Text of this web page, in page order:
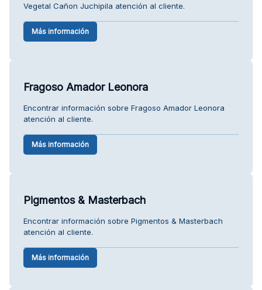
Vegetal Cañon Juchipila atención al cliente.
Más información
Fragoso Amador Leonora
Encontrar información sobre Fragoso Amador Leonora
atención al cliente.
Más información
Pigmentos & Masterbach
Encontrar información sobre Pigmentos & Masterbach
atención al cliente.
Más información